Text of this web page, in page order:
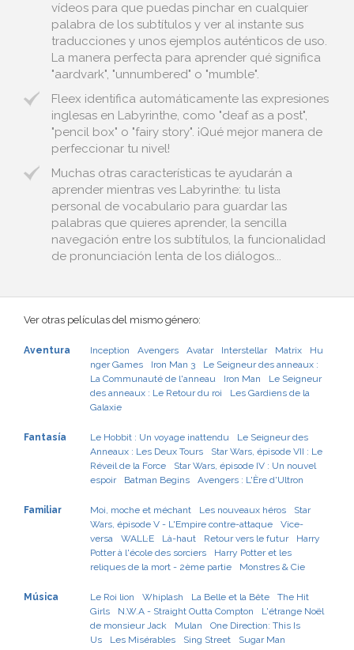
vídeos para que puedas pinchar en cualquier
palabra de los subtítulos y ver al instante sus
traducciones y unos ejemplos auténticos de uso.
La manera perfecta para aprender qué significa
"aardvark", "unnumbered" o "mumble".
Fleex identifica automáticamente las expresiones
inglesas en Labyrinthe, como "deaf as a post",
"pencil box" o "fairy story". ¡Qué mejor manera de
perfeccionar tu nivel!
Muchas otras características te ayudarán a
aprender mientras ves Labyrinthe: tu lista
personal de vocabulario para guardar las
palabras que quieres aprender, la sencilla
navegación entre los subtítulos, la funcionalidad
de pronunciación lenta de los diálogos...
Ver otras películas del mismo género:
Aventura Inception Avengers Avatar Interstellar Matrix
Hu
nger Games
Iron Man 3
Le Seigneur des anneaux :
La Communauté de l'anneau
Iron Man
Le Seigneur
des anneaux : Le Retour du roi
Les Gardiens de la
Galaxie
Fantasía Le Hobbit : Un voyage inattendu
Le Seigneur des
Anneaux : Les Deux Tours
Star Wars, épisode VII : Le
Réveil de la Force
Star Wars, épisode IV : Un nouvel
espoir
Batman Begins Avengers : L'Ère d'Ultron
Familiar Moi, moche et méchant Les nouveaux héros
Star
Wars, épisode V - L'Empire contre-attaque
Vice-
versa
WALL·E Là-haut Retour vers le futur
Harry
Potter à l'école des sorciers
Harry Potter et les
reliques de la mort - 2ème partie
Monstres & Cie
Música Le Roi lion Whiplash La Belle et la Bête
The Hit
Girls
N.W.A - Straight Outta Compton
L'étrange Noël
de monsieur Jack
Mulan
One Direction: This Is
Us
Les Misérables Sing Street Sugar Man